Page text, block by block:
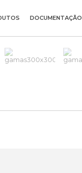
DOCUMENTAÇÃO